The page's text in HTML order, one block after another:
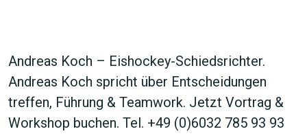
Andreas Koch – Eishockey-Schiedsrichter.
Andreas Koch spricht über Entscheidungen
treffen, Führung & Teamwork. Jetzt Vortrag &
Workshop buchen. Tel. +49 (0)6032 785 93 93